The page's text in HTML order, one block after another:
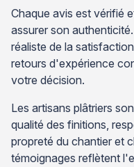
Chaque avis est vérifié
assurer son
réaliste de la
retours d'expérience
votre décision.
Les artisans plâtriers
qualité des finitions,
propreté du chantier et
témoignages reflètent